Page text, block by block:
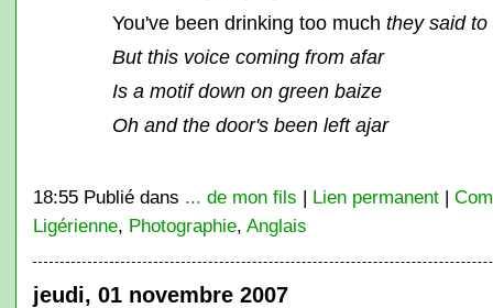
You've been drinking too much they said to
But this voice coming from afar
Is a motif down on green baize
Oh and the door's been left ajar
18:55 Publié dans ... de mon fils | Lien permanent|
Ligérienne, Photographie, Anglais
jeudi, 01 novembre 2007